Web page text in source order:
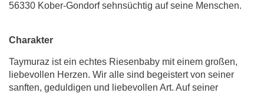
56330 Kober-Gondorf sehnsüchtig auf seine Menschen.
Charakter
Taymuraz ist ein echtes Riesenbaby mit einem großen,
liebevollen Herzen. Wir alle sind begeistert von seiner
sanften, geduldigen und liebevollen Art. Auf seiner